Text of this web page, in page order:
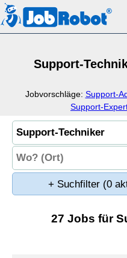
Support-
Jobvorschläge: Support-
Support-
+ Suchfilter (0
27 Jobs für